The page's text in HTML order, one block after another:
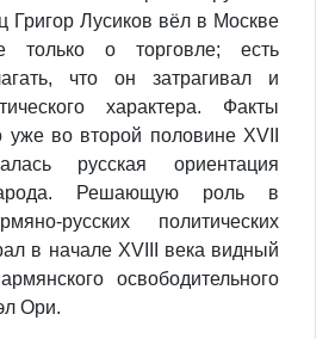
Григор Лусиков вёл в Москве
только о торговле; есть
что он затрагивал и
характера. Факты
уже во второй половине XVII
русская ориентация
Решающую роль в
политических
в начале XVIII века видный
освободительного
Ори.